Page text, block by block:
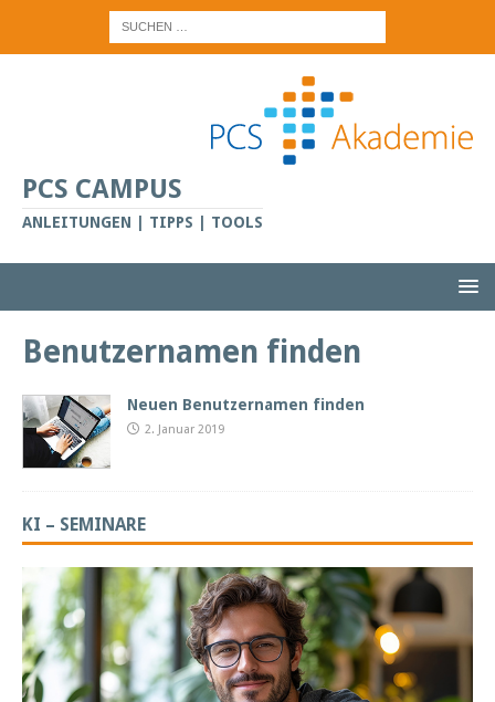
PCS CAMPUS
ANLEITUNGEN | TIPPS | TOOLS
Benutzernamen finden
Neuen Benutzernamen finden
2. Januar 2019
KI – SEMINARE